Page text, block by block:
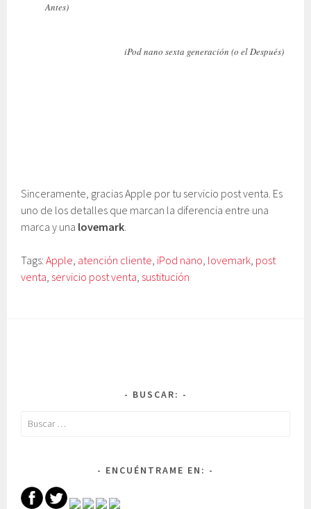
Antes)
iPod nano sexta generación (o el Después)
Sinceramente, gracias Apple por tu servicio post venta. Es
uno de los detalles que marcan la diferencia entre una
marca y una lovemark.
Tags:Apple, atención cliente, iPod nano, lovemark, post
venta, servicio post venta, sustitución
BUSCAR:
Buscar:
ENCUÉNTRAME EN: